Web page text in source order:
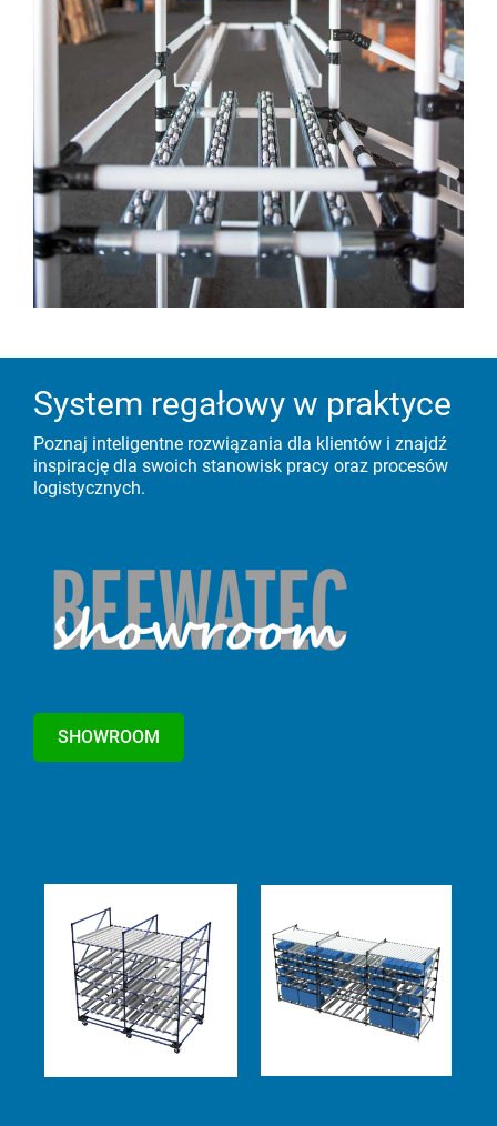
System regałowy w praktyce
Poznaj inteligentne rozwiązania dla klientów i znajdź
inspirację dla swoich stanowisk pracy oraz procesów
logistycznych.
SHOWROOM